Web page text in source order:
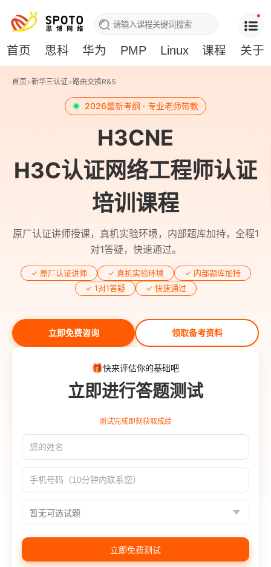
首页 思科 华为 PMP Linux 课程 关于
首页>新华三认证>路由交换R&S
2026最新考纲 · 专业老师带教
H3CNE
H3C认证网络工程师认证
培训课程
原厂认证讲师授课，真机实验环境，内部题库加持，全程1
对1答疑，快速通过。
✓ 原厂认证讲师 ✓ 真机实验环境
✓ 内部题库加持
✓ 1对1答疑
✓ 快速通过
立即免费咨询 领取备考资料
快来评估你的基础吧
立即进行答题测试
测试完成即刻获取成绩
立即免费测试